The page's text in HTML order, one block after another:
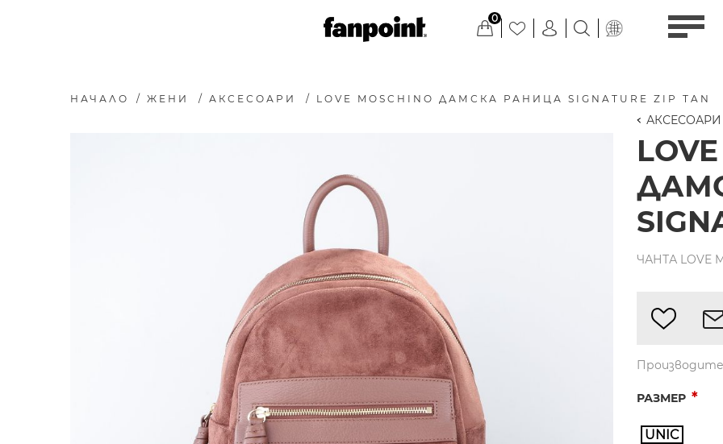
0
НАЧАЛО / ЖЕНИ / АКСЕСОАРИ / LOVE MOSCHINO ДАМСКА РАНИЦА SIGNATURE ZIP TAN
АКСЕСОАРИ
ЧАНТА LOVE
РАЗМЕР *
UNIC